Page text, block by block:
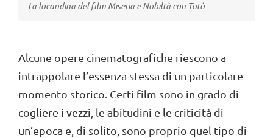
Alcune opere cinematografiche riescono a
intrappolare l’essenza stessa di un particolare
momento storico. Certi film sono in grado di
cogliere i vezzi, le abitudini e le criticità di
un’epoca e, di solito, sono proprio quel tipo di